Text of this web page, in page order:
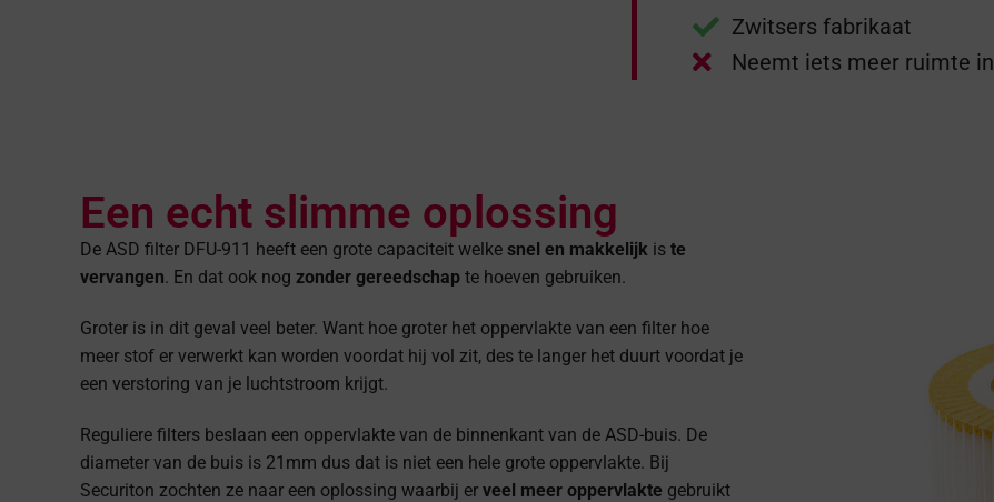
Zwitsers fabrikaat
Neemt iets meer ruimte in
Een echt slimme oplossing
De ASD filter DFU-911 heeft een grote capaciteit welke snel en makkelijk is te
vervangen. En dat ook nog zonder gereedschap te hoeven gebruiken.
Groter is in dit geval veel beter. Want hoe groter het oppervlakte van een filter hoe
meer stof er verwerkt kan worden voordat hij vol zit, des te langer het duurt voordat je
een verstoring van je luchtstroom krijgt.
Reguliere filters beslaan een oppervlakte van de binnenkant van de ASD-buis. De
diameter van de buis is 21mm dus dat is niet een hele grote oppervlakte. Bij
Securiton zochten ze naar een oplossing waarbij er veel meer oppervlakte gebruikt